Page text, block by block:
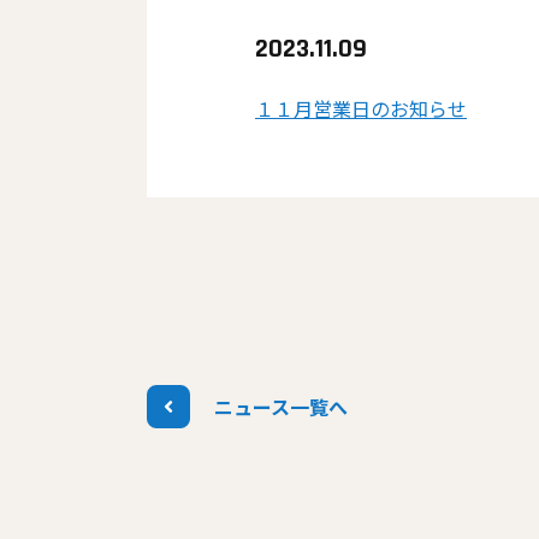
2023.11.09
１１月営業日のお知らせ
ニュース一覧へ